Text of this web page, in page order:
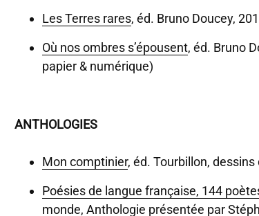
Les Terres rares, éd. Bruno Doucey,
Où nos ombres s’épousent, éd. Bruno
papier & numérique)
ANTHOLOGIES
Mon comptinier, éd. Tourbillon, dessins
Poésies de langue française, 144
monde, Anthologie présentée par